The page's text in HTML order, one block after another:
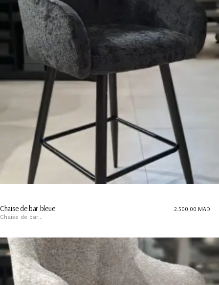
Chaise de bar bleue
Chaise de bar...
2.500,00 MAD